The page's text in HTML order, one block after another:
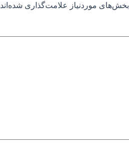
بخش‌های موردنیاز علامت‌گذاری شده‌اند